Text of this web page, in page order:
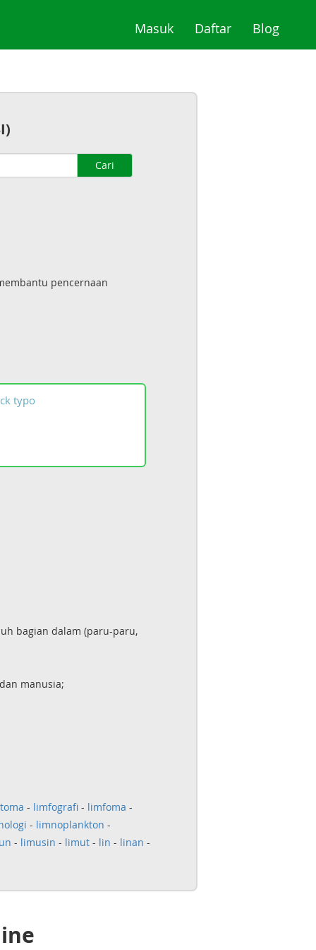
Masuk(current)
Daftar(current)
Blog
Cari
pencernaan
typo
bagian dalam (paru-paru,
manusia;
- limfografi - limfoma -
- limnoplankton -
- limusin - limut- lin - linan -